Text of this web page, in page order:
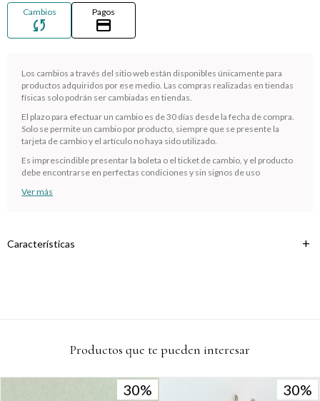
Cambios
sync
Pagos
credit_card
Los cambios a través del sitio web están disponibles únicamente para
productos adquiridos por ese medio. Las compras realizadas en tiendas
físicas solo podrán ser cambiadas en tiendas.
El plazo para efectuar un cambio es de 30 días desde la fecha de compra.
Solo se permite un cambio por producto, siempre que se presente la
tarjeta de cambio y el artículo no haya sido utilizado.
Es imprescindible presentar la boleta o el ticket de cambio, y el producto
debe encontrarse en perfectas condiciones y sin signos de uso
Ver más
Características
Productos que te pueden interesar
30
30 30
30
Comprá ahora y Pagá
Después, hasta en 12
cuotas y sin tocar tu
¡Sumate a la forma más ágil de comprar!
Comprá en 3 cuotas sin recargo o hasta en 12
cuotas * ¡Solo con tu cédula!
* sujeto aprobación crediticia.
Verifica si estás calificado para comprar con Pago
Después:
Cédula de identidad
Fecha de nacimiento
Estás calificado para comprar usando Pago
Después.